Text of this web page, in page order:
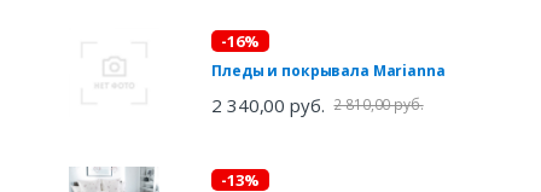
-16%
Пледы и покрывала Marianna
2 340,00 руб. 2 810,00 руб.
-13%